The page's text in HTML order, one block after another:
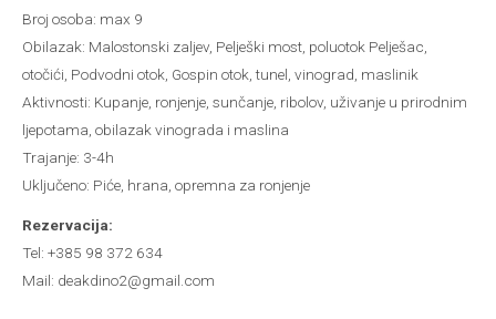
Broj osoba: max 9
Obilazak: Malostonski zaljev, Pelješki most, poluotok Pelješac,
otočići, Podvodni otok, Gospin otok, tunel, vinograd, maslinik
Aktivnosti: Kupanje, ronjenje, sunčanje, ribolov, uživanje u prirodnim
ljepotama, obilazak vinograda i maslina
Trajanje: 3-4h
Uključeno: Piće, hrana, opremna za ronjenje
Rezervacija:
Tel: +385 98 372 634
Mail: deakdino2@gmail.com